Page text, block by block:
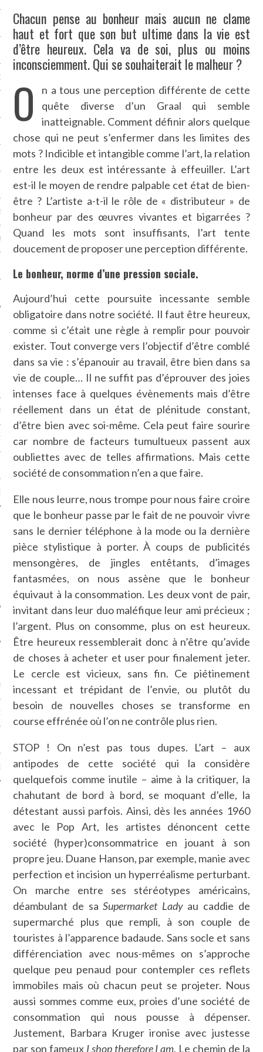
EN VOD
CARAVELLE
PODCAST
SUIVEZ-NOUS
CARAVELLE
CARAVELLE
PODCAST
Chacun pense au bonheur mais aucun ne clame
haut et fort que son but ultime dans la vie est
d’être heureux. Cela va de soi, plus ou moins
inconsciemment. Qui se souhaiterait le malheur ?
O
n a tous une perception différente de cette
quête diverse d’un Graal qui semble
inatteignable. Comment définir alors quelque
chose qui ne peut s’enfermer dans les limites des
mots ? Indicible et intangible comme l’art, la relation
entre les deux est intéressante à effeuiller. L’art
est-il le moyen de rendre palpable cet état de bien-
être ? L’artiste a-t-il le rôle de « distributeur » de
bonheur par des œuvres vivantes et bigarrées ?
Quand les mots sont insuffisants, l’art tente
doucement de proposer une perception différente.
Le bonheur, norme d’une pression sociale.
Aujourd’hui cette poursuite incessante semble
obligatoire dans notre société. Il faut être heureux,
comme si c’était une règle à remplir pour pouvoir
exister. Tout converge vers l’objectif d’être comblé
dans sa vie : s’épanouir au travail, être bien dans sa
vie de couple… Il ne suffit pas d’éprouver des joies
intenses face à quelques évènements mais d’être
réellement dans un état de plénitude constant,
d’être bien avec soi-même. Cela peut faire sourire
car nombre de facteurs tumultueux passent aux
oubliettes avec de telles affirmations. Mais cette
société de consommation n’en a que faire.
Elle nous leurre, nous trompe pour nous faire croire
que le bonheur passe par le fait de ne pouvoir vivre
sans le dernier téléphone à la mode ou la dernière
pièce stylistique à porter. À coups de publicités
mensongères, de jingles entêtants, d’images
fantasmées, on nous assène que le bonheur
équivaut à la consommation. Les deux vont de pair,
invitant dans leur duo maléfique leur ami précieux ;
l’argent. Plus on consomme, plus on est heureux.
Être heureux ressemblerait donc à n’être qu’avide
de choses à acheter et user pour finalement jeter.
Le cercle est vicieux, sans fin. Ce piétinement
incessant et trépidant de l’envie, ou plutôt du
besoin de nouvelles choses se transforme en
course effrénée où l’on ne contrôle plus rien.
STOP ! On n’est pas tous dupes. L’art – aux
antipodes de cette société qui la considère
quelquefois comme inutile – aime à la critiquer, la
chahutant de bord à bord, se moquant d’elle, la
détestant aussi parfois. Ainsi, dès les années 1960
avec le Pop Art, les artistes dénoncent cette
société (hyper)consommatrice en jouant à son
propre jeu. Duane Hanson, par exemple, manie avec
perfection et incision un hyperréalisme perturbant.
On marche entre ses stéréotypes américains,
déambulant de saSupermarket Ladyau caddie de
supermarché plus que rempli, à son couple de
touristes à l’apparence badaude. Sans socle et sans
différenciation avec nous-mêmes on s’approche
quelque peu penaud pour contempler ces reflets
immobiles mais où chacun peut se projeter. Nous
aussi sommes comme eux, proies d’une société de
consommation qui nous pousse à dépenser.
Justement, Barbara Kruger ironise avec justesse
par son fameux I shop therefore I am. Le chemin de la